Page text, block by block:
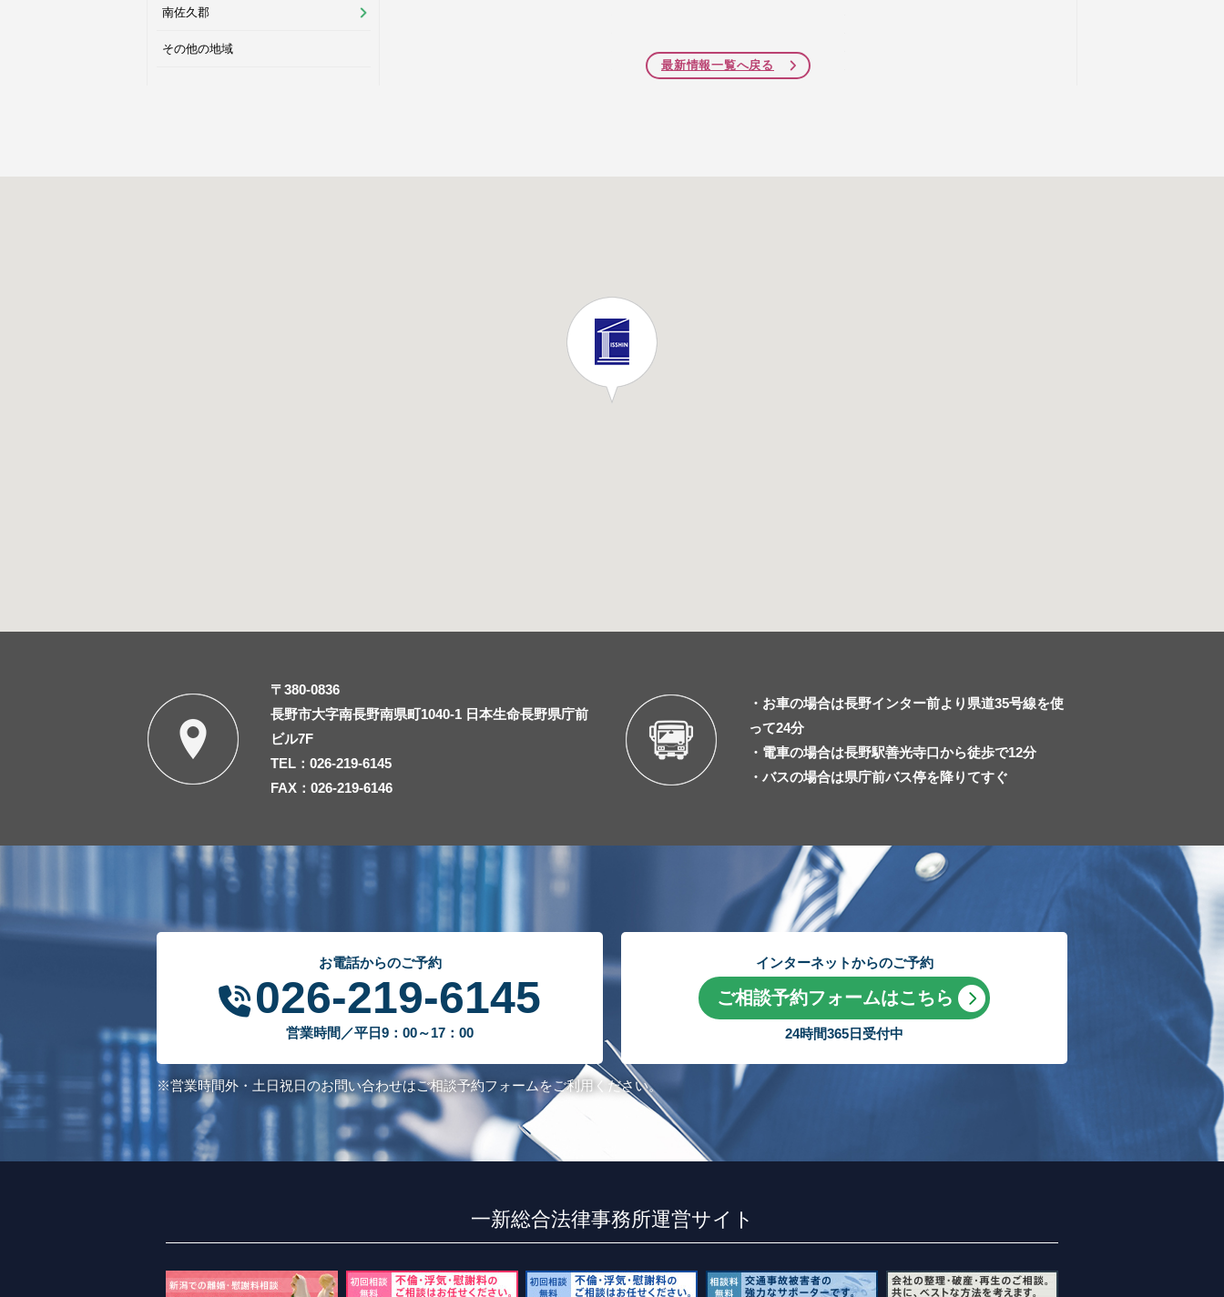
最新情報一覧へ戻る
南佐久郡
その他の地域
〒380-0836
長野市大字南長野南県町1040-1 日本生命長野県庁前
ビル7F
TEL：026-219-6145
FAX：026-219-6146
・お車の場合は長野インター前より県道35号線を使
って24分
・電車の場合は長野駅善光寺口から徒歩で12分
・バスの場合は県庁前バス停を降りてすぐ
お電話からのご予約
026-219-6145
営業時間／平日9：00～17：00
インターネットからのご予約
ご相談予約フォームはこちら
24時間365日受付中
※営業時間外・土日祝日のお問い合わせはご相談予約フォームをご利用ください。
一新総合法律事務所運営サイト